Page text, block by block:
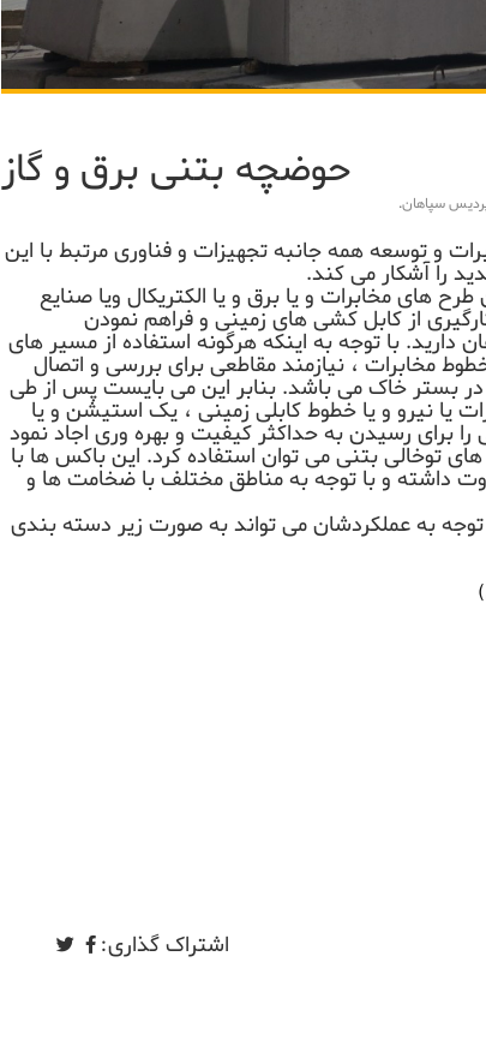
حوضچه بتنی برق و گاز
سپاهان.
و توسعه همه جانبه تجهیزات و فناوری مرتبط با این
را آشکار می کند.
های مخابرات و یا برق و یا الکتریکال ویا صنایع
از کابل کشی های زمینی و فراهم نمودن
دارید. با توجه به اینکه هرگونه استفاده از مسیر های
مخابرات ، نیازمند مقاطعی برای بررسی و اتصال
بستر خاک می باشد. بنابر این می بایست پس از طی
یا نیرو و یا خطوط کابلی زمینی ، یک استیشن و یا
برای رسیدن به حداکثر کیفیت و بهره وری اجاد نمود
توخالی بتنی می توان استفاده کرد. این باکس ها با
داشته و با توجه به مناطق مختلف با ضخامت ها و
به عملکردشان می تواند به صورت زیر دسته بندی
اشتراک گذاری: